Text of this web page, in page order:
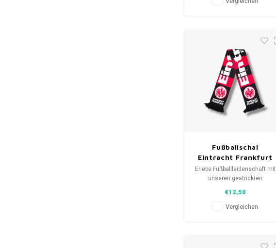
Deine Quelle für einzigartige
Fußballschal
Eintracht Frankfurt
Erlebe Fußballleidenschaft mit
unseren gestrickten
bis Spielernamen, jedes
erzählt eine Geschichte.
Deine Quelle für einzigartige
€13,50
Vergleichen